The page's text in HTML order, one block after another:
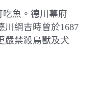
魚。德川幕府
川綱吉時曾於1687
嚴禁殺鳥獸及犬